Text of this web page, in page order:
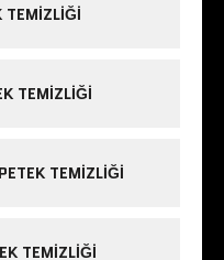
TEMIZLIĞI
TEMIZLIĞI
TEMIZLIĞI
TEMIZLIĞI